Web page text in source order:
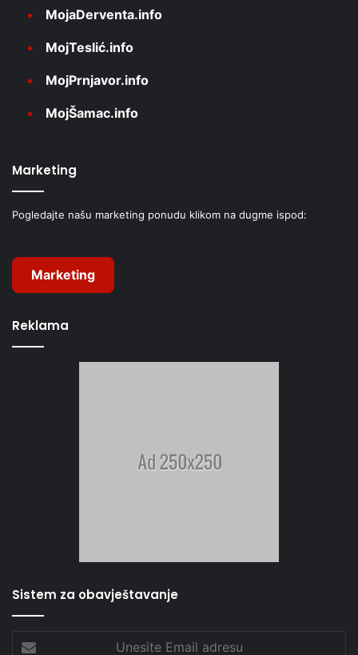
MojaDerventa.info
MojTeslić.info
MojPrnjavor.info
MojŠamac.info
Marketing
Pogledajte našu marketing ponudu klikom na dugme ispod:
Marketing
Reklama
Sistem za obavještavanje
Unesite